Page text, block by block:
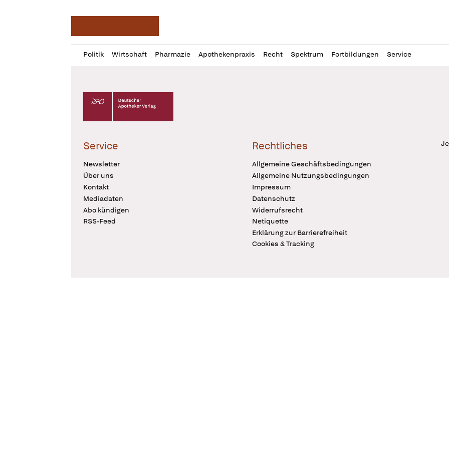
Politik Wirtschaft Pharmazie Apothekenpraxis Recht Spektrum Fortbildungen Service
Profil
öffnen
Daz
Pur
Deutscher Apotheker Verlag Logo
Service
Newsletter
Über uns
Kontakt
Mediadaten
Abo kündigen
RSS-Feed
Rechtliches
Allgemeine Geschäftsbedingungen
Allgemeine Nutzungsbedingungen
Impressum
Datenschutz
Widerrufsrecht
Netiquette
Erklärung zur Barrierefreiheit
Cookies & Tracking